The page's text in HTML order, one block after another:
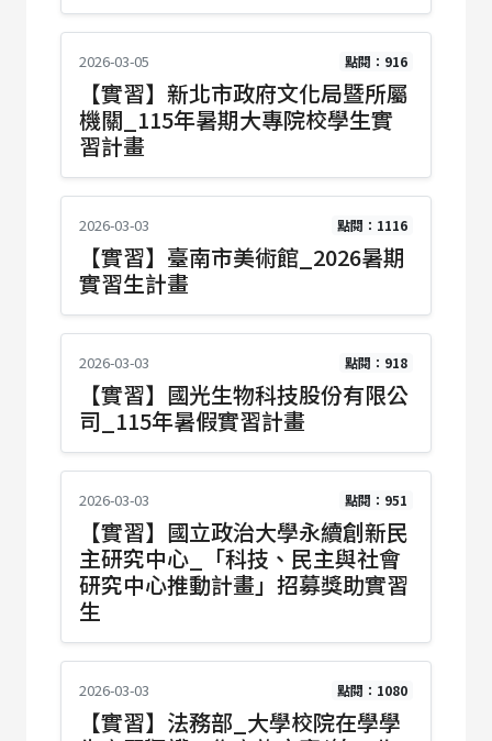
2026-03-05 點閱：916
【實習】新北市政府文化局暨所屬
機關_115年暑期大專院校學生實
習計畫
2026-03-03 點閱：1116
【實習】臺南市美術館_2026暑期
實習生計畫
2026-03-03 點閱：918
【實習】國光生物科技股份有限公
司_115年暑假實習計畫
2026-03-03 點閱：951
【實習】國立政治大學永續創新民
主研究中心_「科技、民主與社會
研究中心推動計畫」招募獎助實習
生
2026-03-03 點閱：1080
【實習】法務部_大學校院在學學